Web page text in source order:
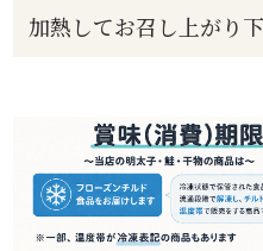
加熱してお召し上がり下